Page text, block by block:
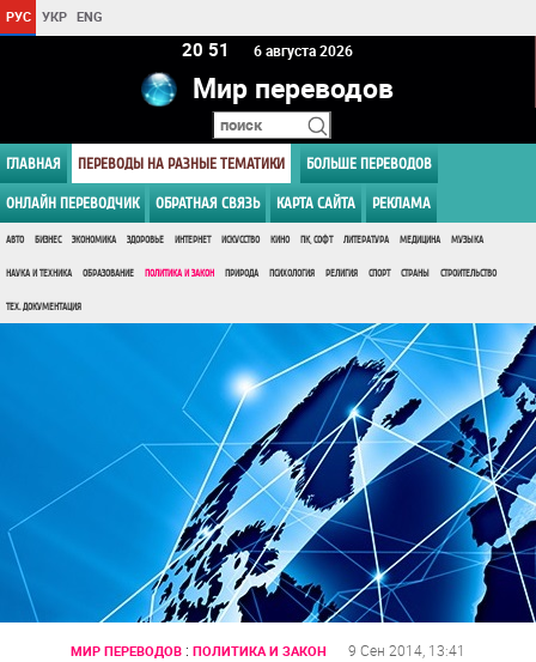
РУС УКР ENG
20:51 6 августа 2026
Мир переводов
ГЛАВНАЯ ПЕРЕВОДЫ НА РАЗНЫЕ ТЕМАТИКИ БОЛЬШЕ ПЕРЕВОДОВ
ОНЛАЙН ПЕРЕВОДЧИК ОБРАТНАЯ СВЯЗЬ КАРТА САЙТА РЕКЛАМА
АВТО БИЗНЕС ЭКОНОМИКА ЗДОРОВЬЕ ИНТЕРНЕТ ИСКУССТВО КИНО ПК, СОФТ ЛИТЕРАТУРА МЕДИЦИНА МУЗЫКА
НАУКА И ТЕХНИКА ОБРАЗОВАНИЕ ПОЛИТИКА И ЗАКОН ПРИРОДА ПСИХОЛОГИЯ РЕЛИГИЯ СПОРТ СТРАНЫ СТРОИТЕЛЬСТВО
ТЕХ. ДОКУМЕНТАЦИЯ
МИР ПЕРЕВОДОВ : ПОЛИТИКА И ЗАКОН 9 Сен 2014 , 13:41